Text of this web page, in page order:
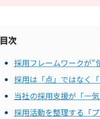
目次
採用フレームワークが“
採用は「点」ではなく
当社の採用支援が「一
採用活動を整理する「